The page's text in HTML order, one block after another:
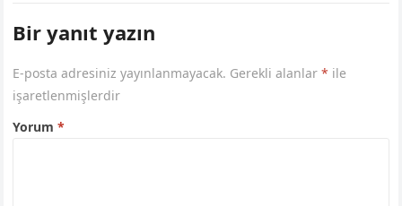
Bir yanıt yazın
E-posta adresiniz yayınlanmayacak. Gerekli alanlar* ile
işaretlenmişlerdir
Yorum*